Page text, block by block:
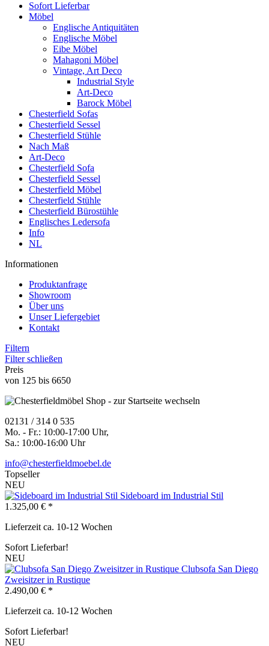
Sofort Lieferbar
Möbel
Englische Antiquitäten
Englische Möbel
Eibe Möbel
Mahagoni Möbel
Vintage, Art Deco
Industrial Style
Art-Deco
Barock Möbel
Chesterfield Sofas
Chesterfield Sessel
Chesterfield Stühle
Nach Maß
Art-Deco
Chesterfield Sofa
Chesterfield Sessel
Chesterfield Möbel
Chesterfield Stühle
Chesterfield Bürostühle
Englisches Ledersofa
Info
NL
Informationen
Produktanfrage
Showroom
Über uns
Unser Liefergebiet
Kontakt
Filtern
Filter schließen
Preis
von 125 bis 6650
02131 / 314 0 535
Mo. - Fr.: 10:00-17:00 Uhr,
Sa.: 10:00-16:00 Uhr
info@chesterfieldmoebel.de
Topseller
NEU
Sideboard im Industrial Stil
1.325,00 € *
Lieferzeit ca. 10-12 Wochen
Sofort Lieferbar!
NEU
Clubsofa San Diego
Zweisitzer in Rustique
2.490,00 € *
Lieferzeit ca. 10-12 Wochen
Sofort Lieferbar!
NEU